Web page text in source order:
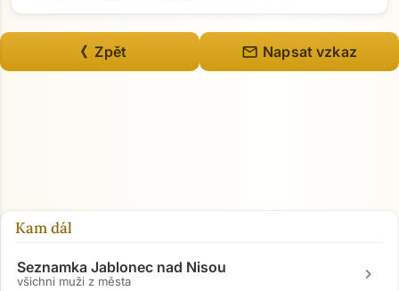
Přejít na hlavní obsah
《 Zpět mail Napsat vzkaz
Kam dál
Seznamka Jablonec nad Nisou
všichni muži z města chevron_right